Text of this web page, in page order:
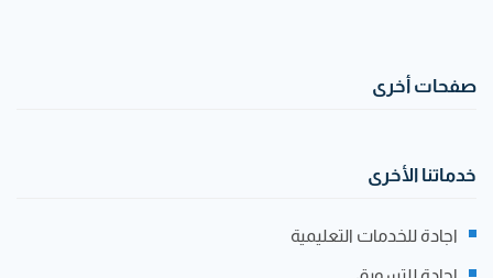
صفحات أخرى
خدماتنا الأخرى
اجادة للخدمات التعليمية